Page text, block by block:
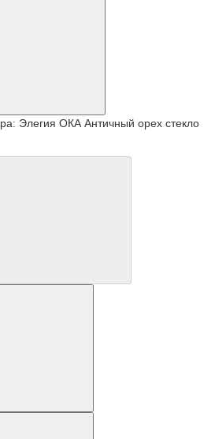
Элегия ОКА Античный орех стекло